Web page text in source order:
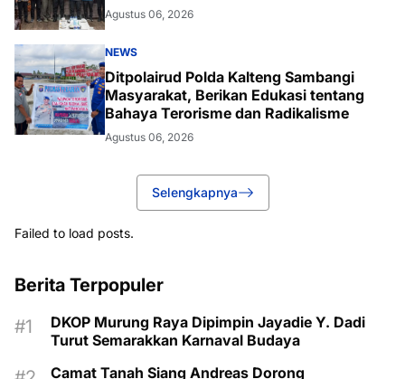
Agustus 06, 2026
NEWS
Ditpolairud Polda Kalteng Sambangi
Masyarakat, Berikan Edukasi tentang
Bahaya Terorisme dan Radikalisme
Agustus 06, 2026
Selengkapnya
Failed to load posts.
Berita Terpopuler
DKOP Murung Raya Dipimpin Jayadie Y. Dadi
Turut Semarakkan Karnaval Budaya
Camat Tanah Siang Andreas Dorong